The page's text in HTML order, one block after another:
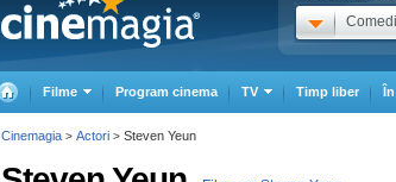
Filme Program cinema TV Timp liber
Cinemagia > Actori > Steven Yeun